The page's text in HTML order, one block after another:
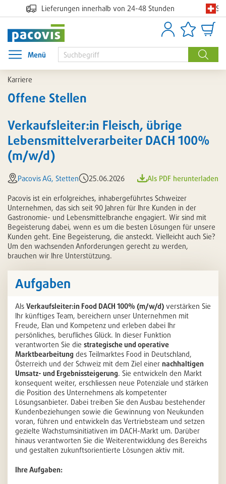
Lieferungen innerhalb von 24-48 Stunden
Suche
AnmeldenArtikellisten
Menü
Menü öffnen
Karriere
Offene Stellen
Verkaufsleiter:in Fleisch, übrige
Lebensmittelverarbeiter DACH 100%
(m/w/d)
Pacovis AG, Stetten 25.06.2026 Als PDF herunterladen
Pacovis ist ein erfolgreiches, inhabergeführtes Schweizer
Unternehmen, das sich seit 90 Jahren für Ihre Kunden in der
Gastronomie- und Lebensmittelbranche engagiert. Wir sind mit
Begeisterung dabei, wenn es um die besten Lösungen für unsere
Kunden geht. Eine Begeisterung, die ansteckt. Vielleicht auch Sie?
Um den wachsenden Anforderungen gerecht zu werden,
brauchen wir Ihre Unterstützung.
Aufgaben
Als Verkaufsleiter:in Food DACH 100% (m/w/d) verstärken Sie
Ihr künftiges Team, bereichern unser Unternehmen mit
Freude, Elan und Kompetenz und erleben dabei Ihr
persönliches, berufliches Glück. In dieser Funktion
verantworten Sie die strategische und operative
Marktbearbeitung des Teilmarktes Food in Deutschland,
Österreich und der Schweiz mit dem Ziel einer nachhaltigen
Umsatz- und Ergebnissteigerung. Sie entwickeln den Markt
konsequent weiter, erschliessen neue Potenziale und stärken
die Position des Unternehmens als kompetenter
Lösungsanbieter. Dabei treiben Sie den Ausbau bestehender
Kundenbeziehungen sowie die Gewinnung von Neukunden
voran, führen und entwickeln das Vertriebsteam und setzen
gezielte Wachstumsinitiativen im DACH-Markt um. Darüber
hinaus verantworten Sie die Weiterentwicklung des Bereichs
und gestalten zukunftsorientierte Lösungen aktiv mit.
Ihre Aufgaben: